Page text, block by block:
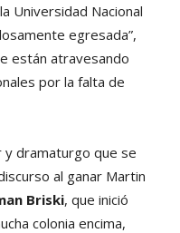
Universidad Nacional
egresada”,
están atravesando
por la falta de
dramaturgo que se
al ganar Martin
Briski, que inició
colonia encima,